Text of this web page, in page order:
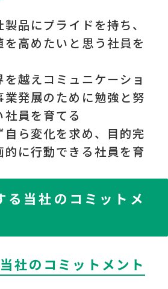
品にプライドを持ち、
高めたいと思う社員を
越えコミュニケーショ
業発展のために勉強と努
員を育てる
ら変化を求め、目的完
に行動できる社員を育
る当社のコミットメ
社のコミットメント